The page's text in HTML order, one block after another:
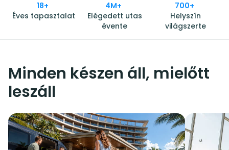
18+
Éves tapasztalat
4M+
Elégedett utas
évente
700+
Helyszín
világszerte
Minden készen áll, mielőtt
leszáll